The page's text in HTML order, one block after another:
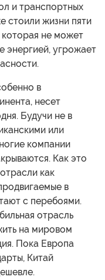
и транспортных
стоили жизни пяти
которая не может
энергией, угрожает
в
несет
Будучи не в
или
компании
Как это
как
в
с перебоями.
отрасль
на мировом
Пока Европа
Китай